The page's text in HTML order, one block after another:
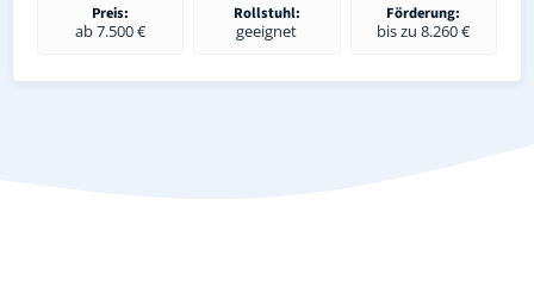
Preis:
ab 7.500 €
Rollstuhl:
geeignet
Förderung:
bis zu 8.260 €